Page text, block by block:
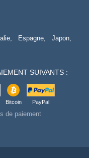
Espagne,
Japon,
SUIVANTS :
Bitcoin PayPal
de paiement